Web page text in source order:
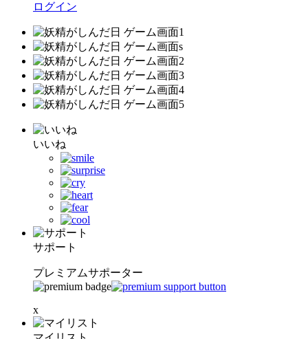
ログイン
いいね
サポート
プレミアムサポーター
x